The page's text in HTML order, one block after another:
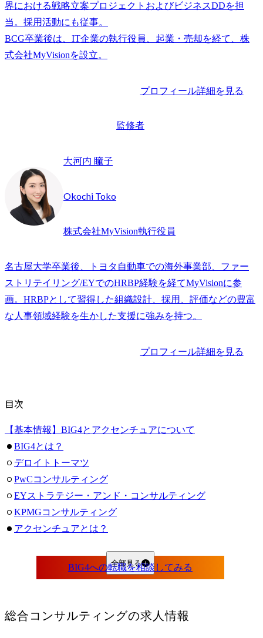
界における戦略立案プロジェクトおよびビジネスDDを担
当。採用活動にも従事。
BCG卒業後は、IT企業の執行役員、起業・売却を経て、株
プロフィール詳細を見る
監修者
大河内 瞳子
Okochi Toko
株式会社MyVision執行役員
名古屋大学卒業後、トヨタ自動車での海外事業部、ファー
ストリテイリング/EYでのHRBP経験を経てMyVisionに参
画。HRBPとして習得した組織設計、採用、評価などの豊富
な人事領域経験を生かした支援に強みを持つ。
プロフィール詳細を見る
目次
【基本情報】BIG4とアクセンチュアについて
BIG4とは？
デロイトトーマツ
PwCコンサルティング
EYストラテジー・アンド・コンサルティング
KPMGコンサルティング
アクセンチュアとは？
いずれも外資系ファームであるため
戦略立案から導入までを手がけているため
【事業・カルチャー編】BIG4とアクセンチュアの違い
全部見る
総合コンサルティングの求人情報